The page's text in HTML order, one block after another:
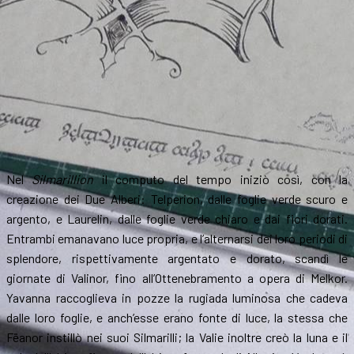
NelSilmarillionil computo del tempo iniziò così, con la
creazione dei Due Alberi: Telperion, dalle foglie verde scuro e
argento, e Laurelin, dalle foglie verde chiaro e dai fiori dorati.
Entrambi emanavano luce propria, e l’alternarsi dei loro periodi di
splendore, rispettivamente argentato e dorato, scandì le
giornate di Valinor, fino all’Ottenebramento a opera di Melkor.
Yavanna raccoglieva in pozze la rugiada luminosa che cadeva
dalle loro foglie, e anch’esse erano fonte di luce, la stessa che
Fëanor instillò nei suoi Silmarilli; la Valie inoltre creò la luna e il